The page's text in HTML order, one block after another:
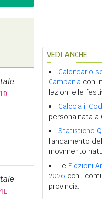
VEDI ANCHE
Calendario
Campania con
lezioni e le
Calcola il
persona nata a
Statistiche
l'andamento
movimento
Le Elezioni
2026 con i
provincia.